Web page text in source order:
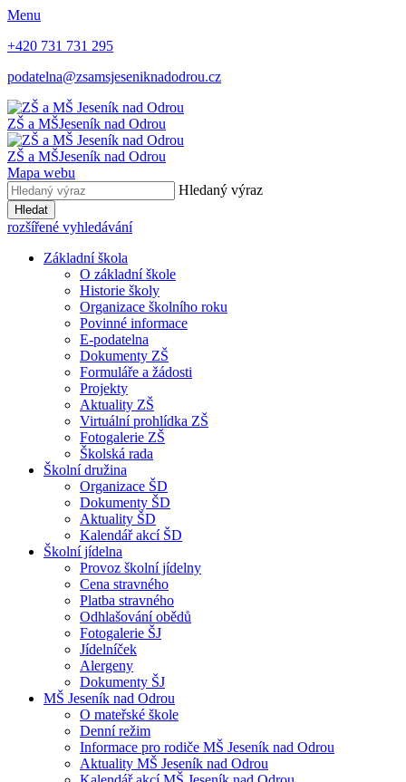
Menu
+420 731 731 295
podatelna@zsamsjeseniknadodrou.cz
ZŠ a MŠJeseník nad Odrou
ZŠ a MŠJeseník nad Odrou
Mapa webu
Hledaný výraz
Hledat
rozšířené vyhledávání
Základní škola
O základní škole
Historie školy
Organizace školního roku
Povinné informace
E-podatelna
Dokumenty ZŠ
Formuláře a žádosti
Projekty
Aktuality ZŠ
Virtuální prohlídka ZŠ
Fotogalerie ZŠ
Školská rada
Školní družina
Organizace ŠD
Dokumenty ŠD
Aktuality ŠD
Kalendář akcí ŠD
Školní jídelna
Provoz školní jídelny
Cena stravného
Platba stravného
Odhlašování obědů
Fotogalerie ŠJ
Jídelníček
Alergeny
Dokumenty ŠJ
MŠ Jeseník nad Odrou
O mateřské škole
Denní režim
Informace pro rodiče MŠ Jeseník nad Odrou
Aktuality MŠ Jeseník nad Odrou